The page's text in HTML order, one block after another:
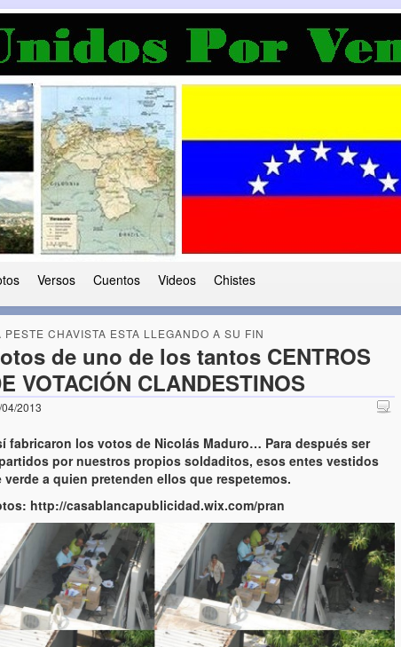
ha caido a esta tierra
Versos Cuentos Videos Chistes
PESTE CHAVISTA ESTA LLEGANDO A SU FIN
de uno de los tantos CENTROS
VOTACIÓN CLANDESTINOS
2013
fabricaron los votos de Nicolás Maduro… Para después ser
por nuestros propios soldaditos, esos entes vestidos
verde a quien pretenden ellos que respetemos.
http://casablancapublicidad.wix.com/pran